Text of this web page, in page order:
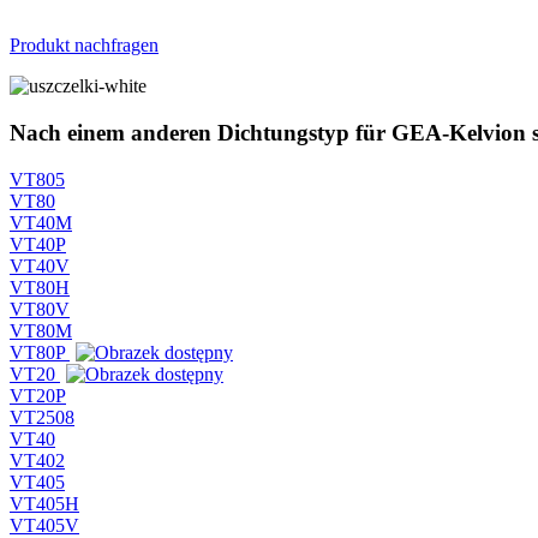
Produkt nachfragen
Nach einem anderen Dichtungstyp für GEA-Kelvion
VT805
VT80
VT40M
VT40P
VT40V
VT80H
VT80V
VT80M
VT80P
VT20
VT20P
VT2508
VT40
VT402
VT405
VT405H
VT405V